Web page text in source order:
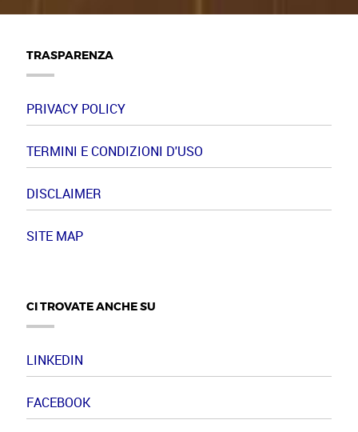
TRASPARENZA
PRIVACY POLICY
TERMINI E CONDIZIONI D'USO
DISCLAIMER
SITE MAP
CI TROVATE ANCHE SU
LINKEDIN
FACEBOOK